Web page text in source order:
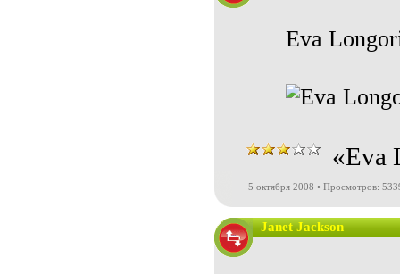
Eva
«Eva
5 октября 2008 • Просмотров:
Janet Jackson